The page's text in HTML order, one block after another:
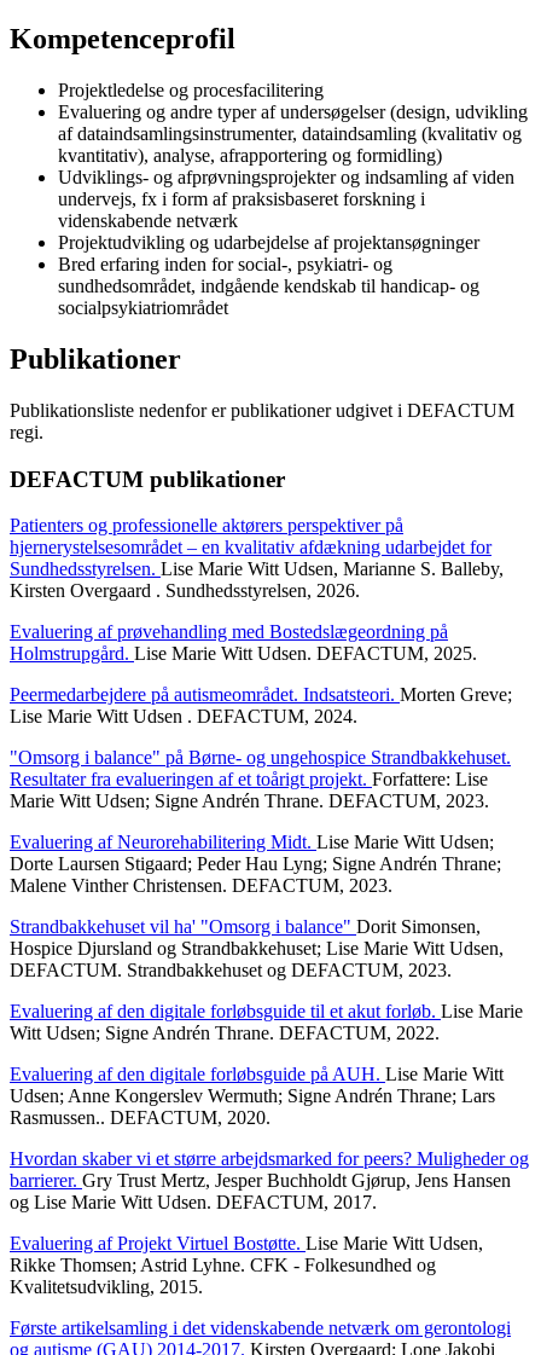
Kompetenceprofil
Projektledelse og procesfacilitering
Evaluering og andre typer af undersøgelser (design, udvikling
af dataindsamlingsinstrumenter, dataindsamling (kvalitativ og
kvantitativ), analyse, afrapportering og formidling)
Udviklings- og afprøvningsprojekter og indsamling af viden
undervejs, fx i form af praksisbaseret forskning i
videnskabende netværk
Projektudvikling og udarbejdelse af projektansøgninger
Bred erfaring inden for social-, psykiatri- og
sundhedsområdet, indgående kendskab til handicap- og
socialpsykiatriområdet
Publikationer
Publikationsliste nedenfor er publikationer udgivet i DEFACTUM
regi.
DEFACTUM publikationer
Patienters og professionelle aktørers perspektiver på
hjernerystelsesområdet – en kvalitativ afdækning udarbejdet for
Sundhedsstyrelsen. Lise Marie Witt Udsen, Marianne S. Balleby,
Kirsten Overgaard . Sundhedsstyrelsen, 2026.
Evaluering af prøvehandling med Bostedslægeordning på
Holmstrupgård. Lise Marie Witt Udsen. DEFACTUM, 2025.
Peermedarbejdere på autismeområdet. Indsatsteori. Morten Greve;
Lise Marie Witt Udsen . DEFACTUM, 2024.
"Omsorg i balance" på Børne- og ungehospice Strandbakkehuset.
Resultater fra evalueringen af et toårigt projekt. Forfattere: Lise
Marie Witt Udsen; Signe Andrén Thrane. DEFACTUM, 2023.
Evaluering af Neurorehabilitering Midt. Lise Marie Witt Udsen;
Dorte Laursen Stigaard; Peder Hau Lyng; Signe Andrén Thrane;
Malene Vinther Christensen. DEFACTUM, 2023.
Strandbakkehuset vil ha' "Omsorg i balance" Dorit Simonsen,
Hospice Djursland og Strandbakkehuset; Lise Marie Witt Udsen,
DEFACTUM. Strandbakkehuset og DEFACTUM, 2023.
Evaluering af den digitale forløbsguide til et akut forløb. Lise Marie
Witt Udsen; Signe Andrén Thrane. DEFACTUM, 2022.
Evaluering af den digitale forløbsguide på AUH. Lise Marie Witt
Udsen; Anne Kongerslev Wermuth; Signe Andrén Thrane; Lars
Rasmussen.. DEFACTUM, 2020.
Hvordan skaber vi et større arbejdsmarked for peers? Muligheder og
barrierer. Gry Trust Mertz, Jesper Buchholdt Gjørup, Jens Hansen
og Lise Marie Witt Udsen. DEFACTUM, 2017.
Evaluering af Projekt Virtuel Bostøtte. Lise Marie Witt Udsen,
Rikke Thomsen; Astrid Lyhne. CFK - Folkesundhed og
Kvalitetsudvikling, 2015.
Første artikelsamling i det videnskabende netværk om gerontologi
og autisme (GAU) 2014-2017. Kirsten Overgaard; Lone Jakobi